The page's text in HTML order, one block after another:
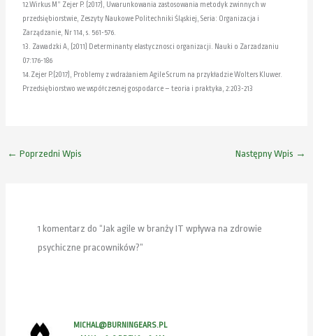
12.Wirkus M” Zejer P. (2017), Uwarunkowania zastosowania metodyk zwinnych w
przedsiębiorstwie, Zeszyty Naukowe Politechniki Śląskiej, Seria: Organizacja i
Zarządzanie, Nr 114, s. 561-576.
13. Zawadzki A, (2011) Determinanty elastycznosci organizacji. Nauki o Zarzadzaniu
07:176-186
14.Zejer P.(2017), Problemy z wdrażaniem Agile Scrum na przykładzie Wolters Kluwer.
Przedsiębiorstwo we współczesnej gospodarce – teoria i praktyka, 2:203-213
← Poprzedni Wpis Następny Wpis →
1 komentarz do “Jak agile w branży IT wpływa na zdrowie
psychiczne pracowników?”
MICHAL@BURNINGEARS.PL